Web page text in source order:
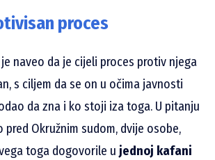
proces
naveo da je cijeli proces protiv njega
s ciljem da se on u očima javnosti
da zna i ko stoji iza toga. U pitanju
pred Okružnim sudom, dvije osobe,
toga dogovorile u jednoj kafani